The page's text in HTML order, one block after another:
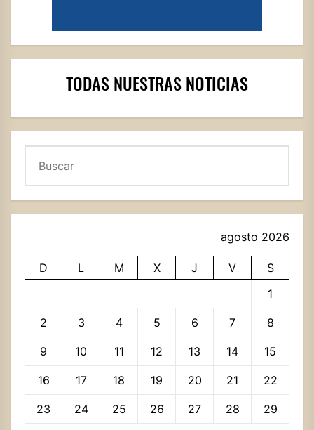
TODAS NUESTRAS NOTICIAS
agosto 2026
D L M X J V
S
1
2 3 4 5 6 7 8
9 10 11 12 13 14 15
16 17 18 19 20 21 22
23 24 25 26 27 28 29